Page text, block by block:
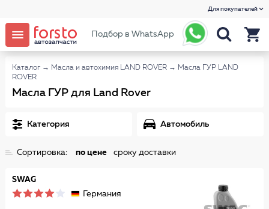
Для покупателей
Подбор в WhatsApp
Каталог → Масла и автохимия LAND ROVER → Масла ГУР LAND
ROVER
Масла ГУР для Land Rover
Категория Автомобиль
Сортировка: по цене сроку доставки
SWAG
Германия